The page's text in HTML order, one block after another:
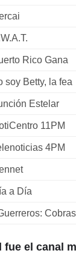
Rico Gana
soy Betty, la fea
Estelar
11PM
4PM
a Día
fue el canal